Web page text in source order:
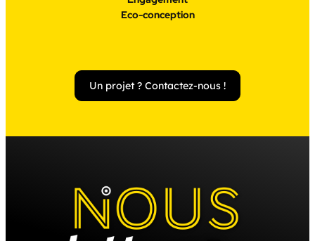
Eco-conception
Un projet ? Contactez-nous !